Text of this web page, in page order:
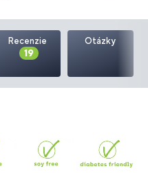
Recenzie
19
Otázky